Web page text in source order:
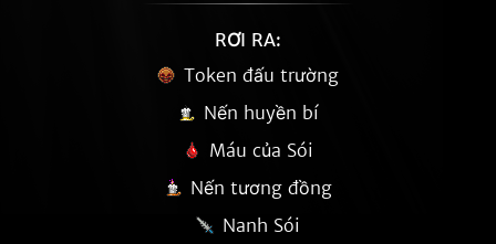
RƠI RA:
Token đấu trường
Nến huyền bí
Máu của Sói
Nến tương đồng
Nanh Sói